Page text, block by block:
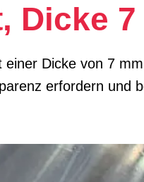
Dicke 7
einer Dicke von 7
erfordern und